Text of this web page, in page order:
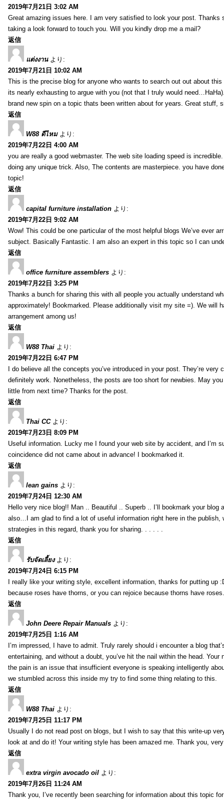
2019年7月21日 3:02 AM
Great amazing issues here. I am very satisfied to look your post. Thanks
taking a look forward to touch you. Will you kindly drop me a mail?
返信
แต่งงาน より:
2019年7月21日 10:02 AM
This is the precise blog for anyone who wants to search out out about
its nearly exhausting to argue with you (not that I truly would
brand new spin on a topic thats been written about for years. Great stuff,
返信
W88 ดีไหม より:
2019年7月22日 4:00 AM
you are really a good webmaster. The web site loading speed is
doing any unique trick. Also, The contents are masterpiece. you have
topic!
返信
capital furniture installation より:
2019年7月22日 9:02 AM
Wow! This could be one particular of the most helpful blogs We’ve ever
subject. Basically Fantastic. I am also an expert in this topic so I can
返信
office furniture assemblers より:
2019年7月22日 3:25 PM
Thanks a bunch for sharing this with all people you actually understand
approximately! Bookmarked. Please additionally visit my site =). We will
arrangement among us!
返信
W88 Thai より:
2019年7月22日 6:47 PM
I do believe all the concepts you’ve introduced in your post. They’re very
definitely work. Nonetheless, the posts are too short for newbies. May
little from next time? Thanks for the post.
返信
Thai CC より:
2019年7月23日 8:09 PM
Useful information. Lucky me I found your web site by accident, and I’m
coincidence did not came about in advance! I bookmarked it.
返信
lean gains より:
2019年7月24日 12:30 AM
Hello very nice blog!! Man .. Beautiful .. Superb .. I’ll bookmark your blog
also…I am glad to find a lot of useful information right here in the publish,
strategies in this regard, thank you for sharing. . . . . .
返信
รับจัดเลี้ยง より:
2019年7月24日 6:15 PM
I really like your writing style, excellent information, thanks for putting up
because roses have thorns, or you can rejoice because thorns have
返信
John Deere Repair Manuals より:
2019年7月25日 1:16 AM
I’m impressed, I have to admit. Truly rarely should i encounter a blog
entertaining, and without a doubt, you’ve hit the nail within the head. Your
the pain is an issue that insufficient everyone is speaking intelligently
we stumbled across this inside my try to find some thing relating to this.
返信
W88 Thai より:
2019年7月25日 11:17 PM
Usually I do not read post on blogs, but I wish to say that this write-up
look at and do it! Your writing style has been amazed me. Thank you,
返信
extra virgin avocado oil より:
2019年7月26日 11:24 AM
Thank you, I’ve recently been searching for information about this topic